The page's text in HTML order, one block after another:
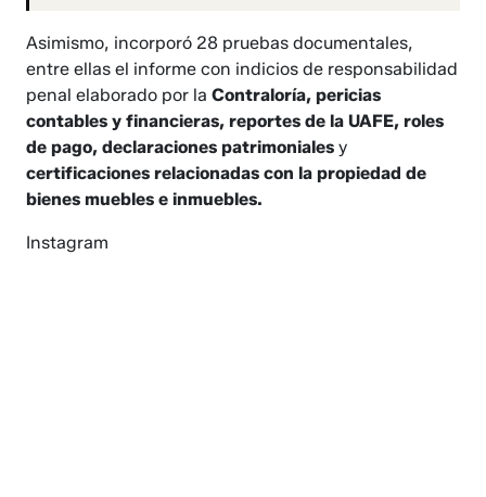
Asimismo, incorporó 28 pruebas documentales,
entre ellas el informe con indicios de responsabilidad
penal elaborado por la Contraloría, pericias
contables y financieras, reportes de la UAFE, roles
de pago, declaraciones patrimoniales y
certificaciones relacionadas con la propiedad de
bienes muebles e inmuebles.
Instagram